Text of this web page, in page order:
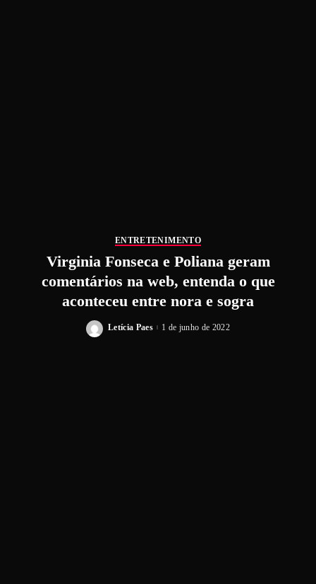
ENTRETENIMENTO
Virginia Fonseca e Poliana geram
comentários na web, entenda o que
aconteceu entre nora e sogra
Letícia Paes 1 de junho de 2022